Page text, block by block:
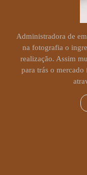
Administradora de
na fotografia o
realização. Assim
para trás o